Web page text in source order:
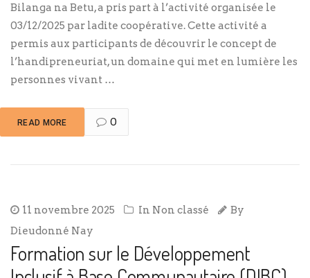
Bilanga na Betu, a pris part à l’activité organisée le
03/12/2025 par ladite coopérative. Cette activité a
permis aux participants de découvrir le concept de
l’handipreneuriat, un domaine qui met en lumière les
personnes vivant …
READ MORE 0
11 novembre 2025 In Non classé
By
Dieudonné Nay
Formation sur le Développement